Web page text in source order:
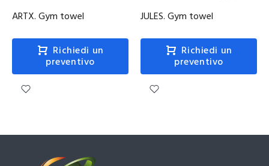
ARTX. Gym towel
Richiedi un
preventivo
JULES. Gym towel
Richiedi un
preventivo